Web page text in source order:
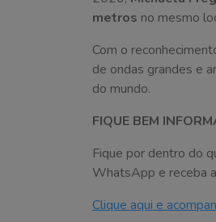
metros no mesmo
Com o
de ondas grandes e
do mundo.
FIQUE BEM
Fique por dentro do
WhatsApp e receba
Clique aqui e